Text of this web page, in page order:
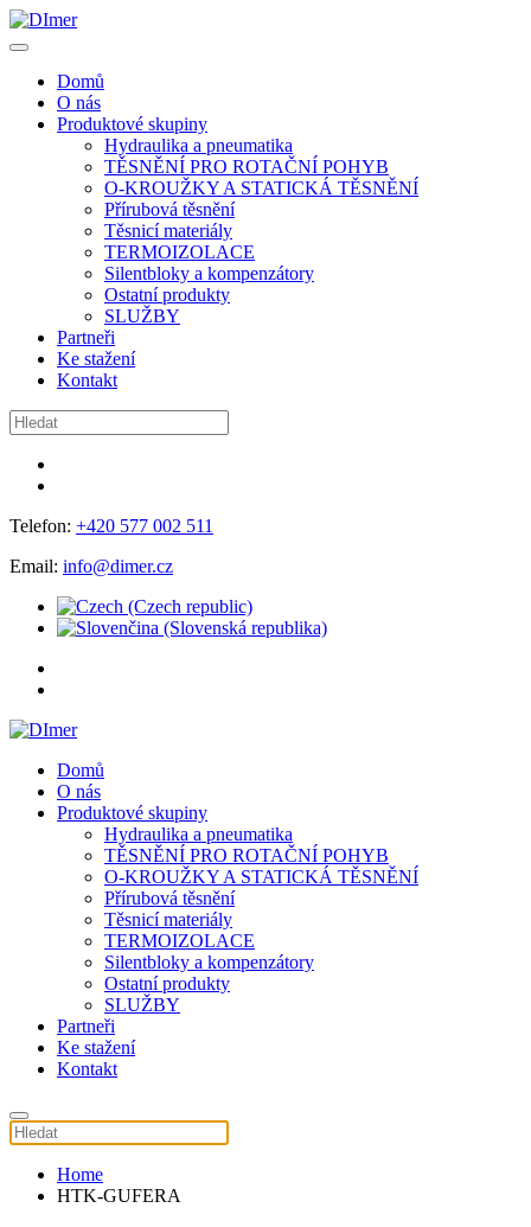
Domů
O nás
Produktové skupiny
Hydraulika a pneumatika
TĚSNĚNÍ PRO ROTAČNÍ POHYB
O-KROUŽKY A STATICKÁ TĚSNĚNÍ
Přírubová těsnění
Těsnicí materiály
TERMOIZOLACE
Silentbloky a kompenzátory
Ostatní produkty
SLUŽBY
Partneři
Ke stažení
Kontakt
Telefon: +420 577 002 511
Email: info@dimer.cz
Domů
O nás
Produktové skupiny
Hydraulika a pneumatika
TĚSNĚNÍ PRO ROTAČNÍ POHYB
O-KROUŽKY A STATICKÁ TĚSNĚNÍ
Přírubová těsnění
Těsnicí materiály
TERMOIZOLACE
Silentbloky a kompenzátory
Ostatní produkty
SLUŽBY
Partneři
Ke stažení
Kontakt
Home
HTK-GUFERA